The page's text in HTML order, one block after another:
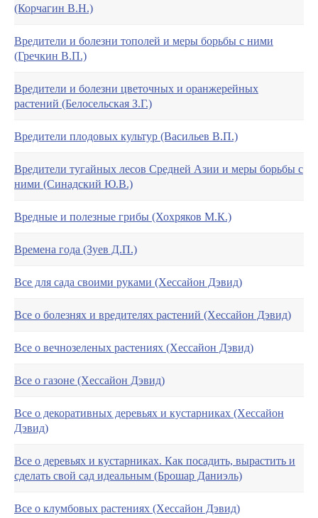
(Корчагин В.Н.)
Вредители и болезни тополей и меры борьбы с ними
(Гречкин В.П.)
Вредители и болезни цветочных и оранжерейных
растений (Белосельская З.Г.)
Вредители плодовых культур (Васильев В.П.)
Вредители тугайных лесов Средней Азии и меры борьбы с
ними (Синадский Ю.В.)
Вредные и полезные грибы (Хохряков М.К.)
Времена года (Зуев Д.П.)
Все для сада своими руками (Хессайон Дэвид)
Все о болезнях и вредителях растений (Хессайон Дэвид)
Все о вечнозеленых растениях (Хессайон Дэвид)
Все о газоне (Хессайон Дэвид)
Все о декоративных деревьях и кустарниках (Хессайон
Дэвид)
Все о деревьях и кустарниках. Как посадить, вырастить и
сделать свой сад идеальным (Брошар Даниэль)
Все о клумбовых растениях (Хессайон Дэвид)